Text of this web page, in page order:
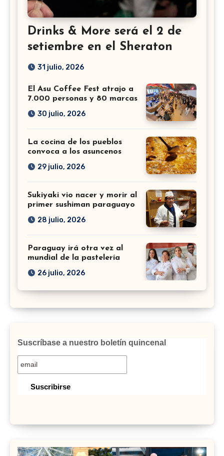
Drinks & More será el 2 de
setiembre en el Sheraton
31 julio, 2026
El Asu Coffee Fest atrajo a
7.000 personas y 80 marcas
30 julio, 2026
La cocina de los pueblos
convoca a los asuncenos
29 julio, 2026
Sukiyaki vio nacer y morir al
primer sushiman paraguayo
28 julio, 2026
Paraguay irá otra vez al
mundial de la pastelería
26 julio, 2026
Suscríbase a nuestro boletín quincenal